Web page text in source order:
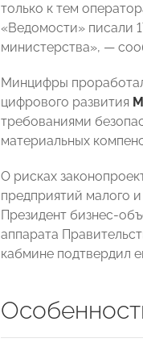
только к тем
«Ведомости» писали
министерства», —
Минцифры
цифрового развития
требованиями
материальных
О рисках
предприятий малого
Президент бизнес-
аппарата
кабмине подтвердил